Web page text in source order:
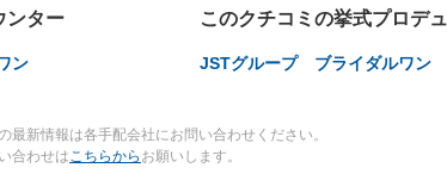
ンター
ン
このクチコミの挙式プロデ
JSTグループ ブライダルワン
新情報は各手配会社にお問い合わせください。
合わせはこちらから お願いします。